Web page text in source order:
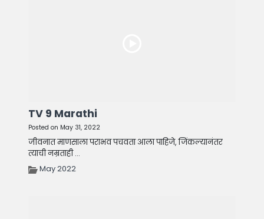
TV 9 Marathi
Posted on May 31, 2022
जीवनात माणसाला पराभव पचवता आला पाहिजे, जिंकल्यानंतर
त्याची नम्रताही ...
May 2022